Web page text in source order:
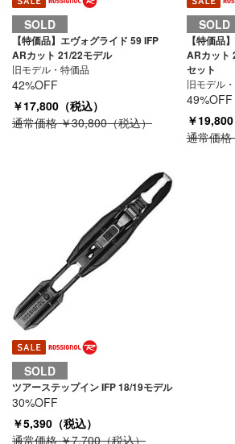
SOLD
【特価品】エヴォグライド 59 IFP
ARカット 21/22モデル
旧モデル・特価品
42%OFF
￥17,800（税込）
通常価格 ￥30,800（税込）
SOLD
【特価品
ARカット
セット
旧モデル
49%OFF
￥19,800
通常価
SOLD
ツアーステップイン IFP 18/19モデル
30%OFF
￥5,390（税込）
通常価格 ￥7,700（税込）